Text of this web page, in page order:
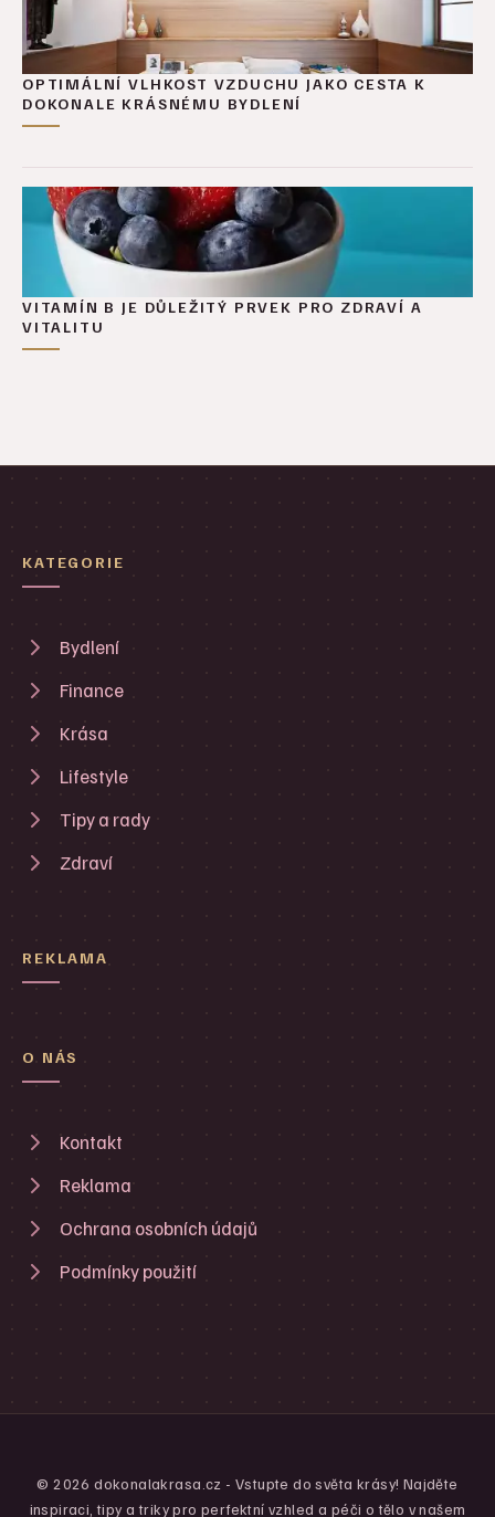
OPTIMÁLNÍ VLHKOST VZDUCHU JAKO CESTA K
DOKONALE KRÁSNÉMU BYDLENÍ
VITAMÍN B JE DŮLEŽITÝ PRVEK PRO ZDRAVÍ A
VITALITU
KATEGORIE
Bydlení
Finance
Krása
Lifestyle
Tipy a rady
Zdraví
REKLAMA
O NÁS
Kontakt
Reklama
Ochrana osobních údajů
Podmínky použití
© 2026 dokonalakrasa.cz - Vstupte do světa krásy! Najděte
inspiraci, tipy a triky pro perfektní vzhled a péči o tělo v našem